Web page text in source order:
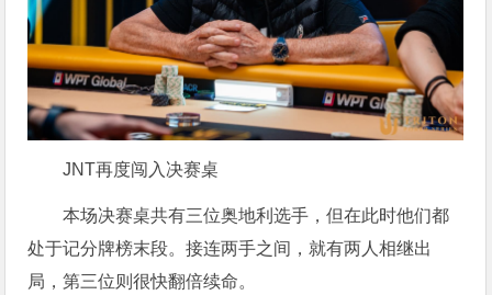
JNT再度闯入决赛桌
本场决赛桌共有三位奥地利选手，但在此时他们都
处于记分牌榜末段。接连两手之间，就有两人相继出
局，第三位则很快翻倍续命。